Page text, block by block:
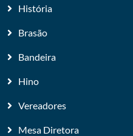
História
Brasão
Bandeira
Hino
Vereadores
Mesa Diretora